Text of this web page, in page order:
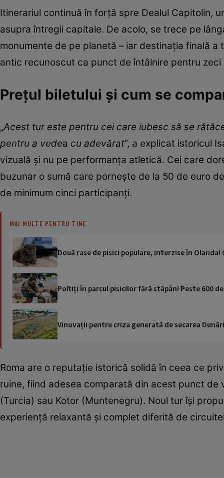
Itinerariul continuă în forță spre Dealul Capitolin,
asupra întregii capitale. De acolo, se trece pe
monumente de pe planetă – iar destinația finală
antic recunoscut ca punct de întâlnire pentru zeci
Prețul biletului și cum se
„Acest tur este pentru cei care iubesc să se
pentru a vedea cu adevărat”, a explicat istoricul
vizuală și nu pe performanța atletică. Cei care
buzunar o sumă care pornește de la 50 de euro
de minimum cinci participanți.
MAI MULTE PENTRU TINE
Două rase de pisici populare, interzise în
Poftiți în parcul pisicilor fără stăpân! Peste 600
Vinovații pentru criza generată de secarea
Roma are o reputație istorică solidă în ceea ce
ruine, fiind adesea comparată din acest punct
(Turcia) sau Kotor (Muntenegru). Noul tur își
experiență relaxantă și complet diferită de